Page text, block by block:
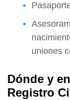
uniones
Dónde y
Registro